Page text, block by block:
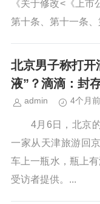
《关于修改<《上市
第十条、第十一条
北京男子称打开
液”？滴滴：封
admin 4个月前
4月6日，北京的
一家从天津旅游回
车上一瓶水，瓶上
受访者提供。...